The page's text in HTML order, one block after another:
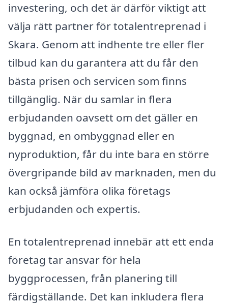
investering, och det är därför viktigt att
välja rätt partner för totalentreprenad i
Skara. Genom att indhente tre eller fler
tilbud kan du garantera att du får den
bästa prisen och servicen som finns
tillgänglig. När du samlar in flera
erbjudanden oavsett om det gäller en
byggnad, en ombyggnad eller en
nyproduktion, får du inte bara en större
övergripande bild av marknaden, men du
kan också jämföra olika företags
erbjudanden och expertis.
En totalentreprenad innebär att ett enda
företag tar ansvar för hela
byggprocessen, från planering till
färdigställande. Det kan inkludera flera